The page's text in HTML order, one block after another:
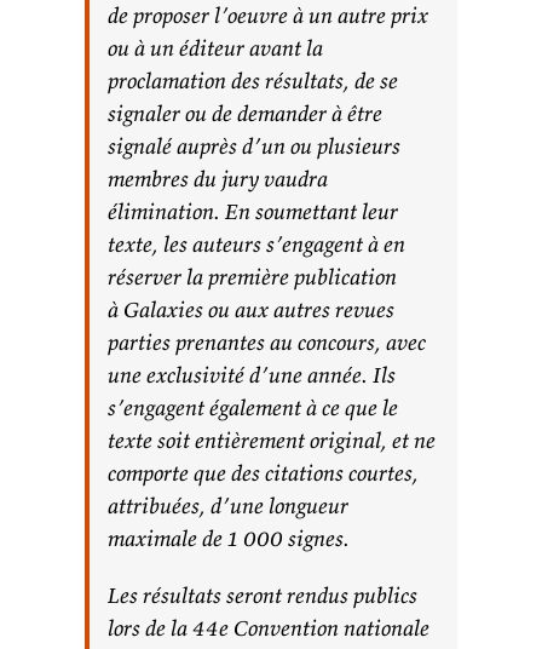
de proposer l’oeuvre à un autre prix
ou à un éditeur avant la
proclamation des résultats, de se
signaler ou de demander à être
signalé auprès d’un ou plusieurs
membres du jury vaudra
élimination. En soumettant leur
texte, les auteurs s’engagent à en
réserver la première publication
à Galaxies ou aux autres revues
parties prenantes au concours, avec
une exclusivité d’une année. Ils
s’engagent également à ce que le
texte soit entièrement original, et ne
comporte que des citations courtes,
attribuées, d’une longueur
maximale de 1 000 signes.
Les résultats seront rendus publics
lors de la 44e Convention nationale